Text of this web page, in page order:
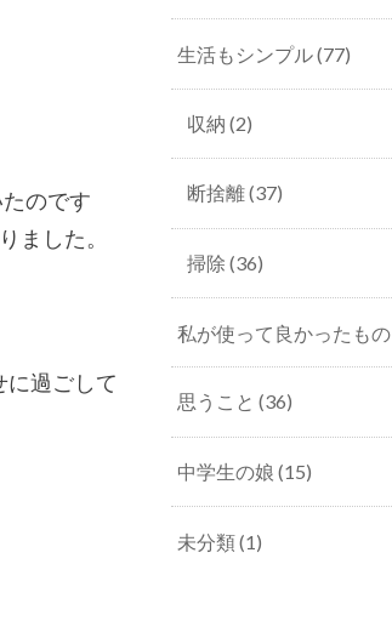
のです
ました。
過ごして
生活もシンプル(77)
収納 (2)
断捨離(37)
掃除 (36)
私が使って良かったもの
思うこと (36)
中学生の娘 (15)
未分類(1)